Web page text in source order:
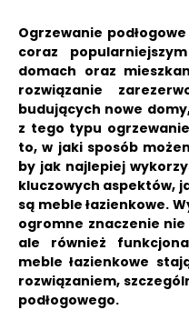
Ogrzewanie
coraz
domach oraz
rozwiązanie
budujących nowe
z tego typu
to, w jaki sposób
by jak najlepiej
kluczowych aspektów,
są meble łazienkowe.
ogromne znaczenie
ale również
meble łazienkowe
rozwiązaniem,
podłogowego.